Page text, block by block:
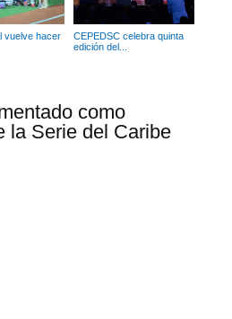
vuelve hacer
CEPEDSC celebra quinta
edición del...
como
la Serie del Caribe